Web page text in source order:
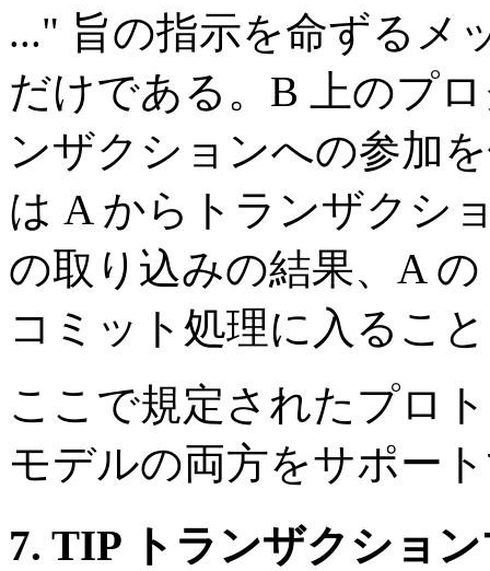
..." 旨の指示を命ずるメ
だけである。B 上のプ
ンザクションへの参加
は A からトランザクシ
の取り込みの結果、A
コミット処理に入るこ
ここで規定されたプロ
モデルの両方をサポー
7. TIP トランザクショ